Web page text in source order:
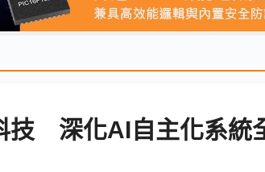
技 深化AI自主化系統